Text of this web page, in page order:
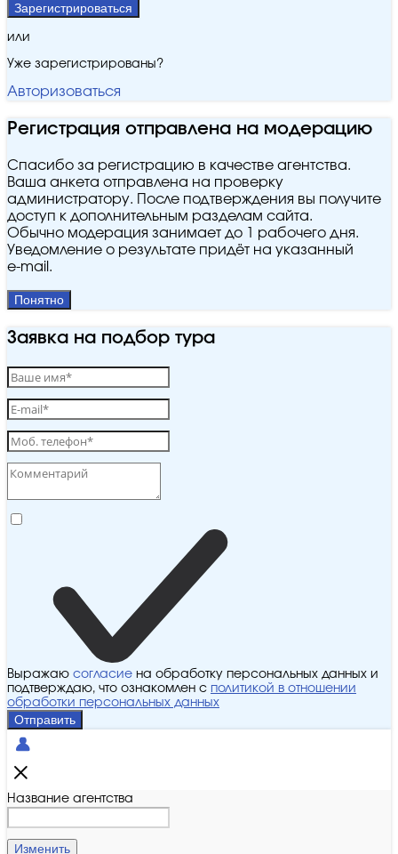
Зарегистрироваться
или
Уже зарегистрированы?
Авторизоваться
Регистрация отправлена на модерацию
Спасибо за регистрацию в качестве агентства.
Ваша анкета отправлена на проверку
администратору. После подтверждения вы получите
доступ к дополнительным разделам сайта.
Обычно модерация занимает до 1 рабочего дня.
Уведомление о результате придёт на указанный
e‑mail.
Понятно
Заявка на подбор тура
Выражаю согласие на обработку персональных данных и
подтверждаю, что ознакомлен с политикой в отношении
обработки персональных данных
Отправить
Название агентства
Изменить